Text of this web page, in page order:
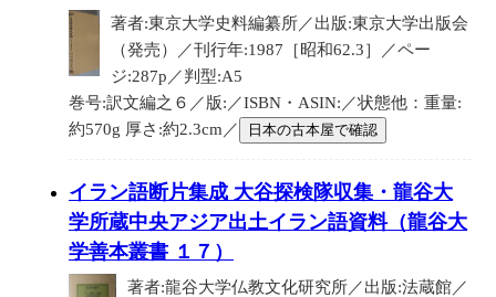
著者:東京大学史料編纂所／出版:東京大学出版会
（発売）／刊行年:1987［昭和62.3］／ペー
ジ:287p／判型:A5
巻号:訳文編之６／版:／ISBN・ASIN:／状態他：重量:
約570g 厚さ:約2.3cm／
日本の古本屋で確認
イラン語断片集成 大谷探検隊収集・龍谷大
学所蔵中央アジア出土イラン語資料（龍谷大
学善本叢書 １７）
著者:龍谷大学仏教文化研究所／出版:法蔵館／